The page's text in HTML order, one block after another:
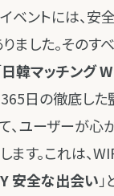
イベントには、
ました。そのす
日韓マッチング
日の徹底し
、ユーザーが心
ます。これは、
安全な出会い